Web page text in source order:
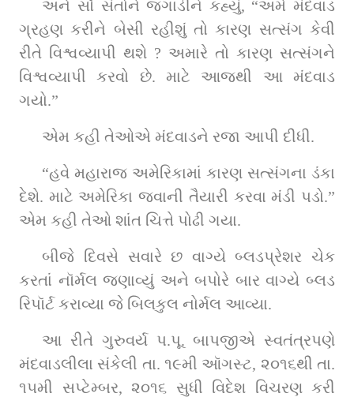
અને સૌ સંતોને જગાડીને કહ્યું, “અમે મંદવાડ
ગ્રહણ કરીને બેસી રહીશું તો કારણ સત્સંગ કેવી
રીતે વિશ્વવ્યાપી થશે ? અમારે તો કારણ સત્સંગને
વિશ્વવ્યાપી કરવો છે. માટે આજથી આ મંદવાડ
ગયો.”
એમ કહી તેઓએ મંદવાડને રજા આપી દીધી.
“હવે મહારાજ અમેરિકામાં કારણ સત્સંગના ડંકા
દેશે. માટે અમેરિકા જવાની તૈયારી કરવા મંડી પડો.”
એમ કહી તેઓ શાંત ચિત્તે પોઢી ગયા.
બીજે દિવસે સવારે છ વાગ્યે બ્લડપ્રેશર ચેક
કરતાં નૉર્મલ જણાવ્યું અને બપોરે બાર વાગ્યે બ્લડ
રિપૉર્ટ કરાવ્યા જે બિલકુલ નોર્મલ આવ્યા.
આ રીતે ગુરુવર્ય પ.પૂ. બાપજીએ સ્વતંત્રપણે
મંદવાડલીલા સંકેલી તા. ૧૯મી ઑગસ્ટ, ૨૦૧૬થી તા.
૧૫મી સપ્ટેમ્બર, ૨૦૧૬ સુધી વિદેશ વિચરણ કરી